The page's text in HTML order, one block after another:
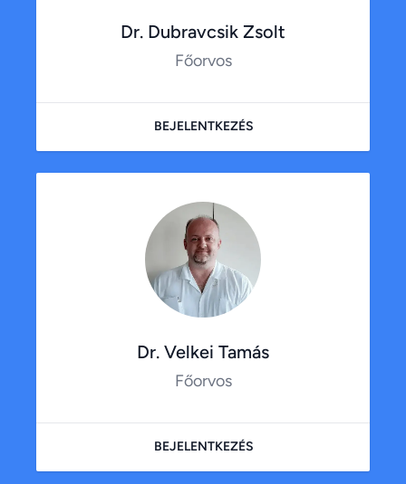
Dr. Dubravcsik Zsolt
Főorvos
BEJELENTKEZÉS
Dr. Velkei Tamás
Főorvos
BEJELENTKEZÉS